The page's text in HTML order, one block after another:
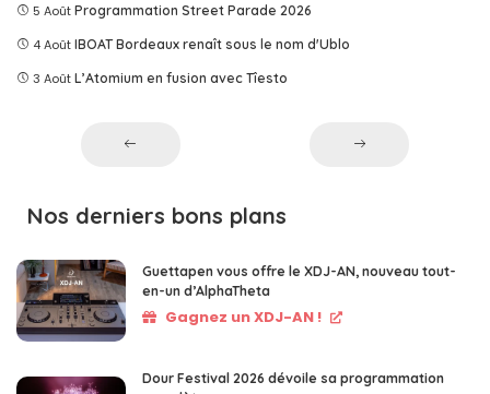
5 Août Programmation Street Parade 2026
4 Août IBOAT Bordeaux renaît sous le nom d'Ublo
3 Août L’Atomium en fusion avec Tîesto
Nos derniers bons plans
Guettapen vous offre le XDJ-AN, nouveau tout-
en-un d’AlphaTheta
Gagnez un XDJ-AN !
Dour Festival 2026 dévoile sa programmation